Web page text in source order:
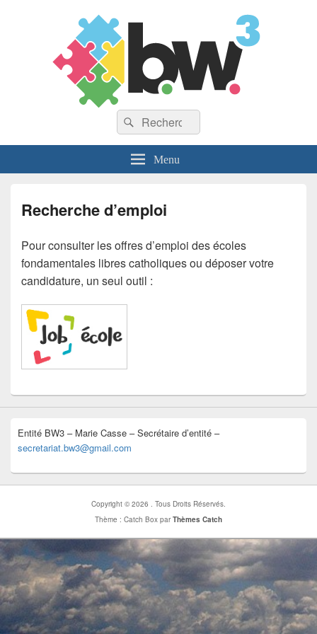
Recherche :
Rechercher
Menu
Recherche d’emploi
Pour consulter les offres d’emploi des écoles
fondamentales libres catholiques ou déposer votre
candidature, un seul outil :
Entité BW3 – Marie Casse – Secrétaire d’entité –
secretariat.bw3@gmail.com
Copyright © 2026 . Tous Droits Réservés.
Thème : Catch Box parThèmes Catch